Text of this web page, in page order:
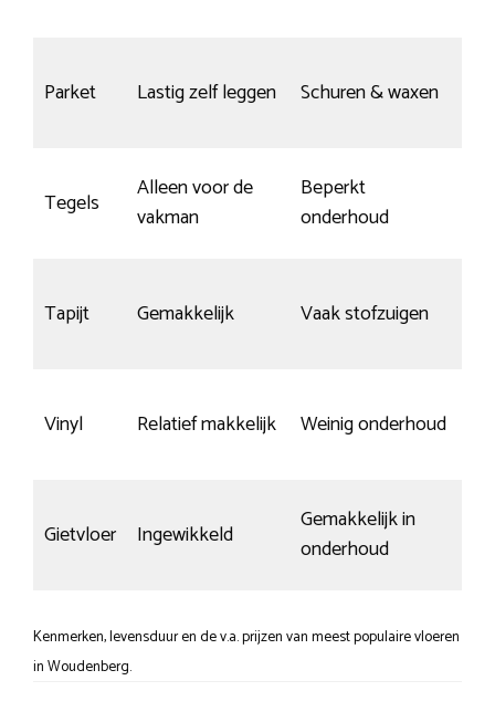
Parket Lastig zelf leggen Schuren & waxen
Tegels
Alleen voor de
vakman
Beperkt
onderhoud
Tapijt Gemakkelijk Vaak stofzuigen
Vinyl Relatief makkelijk Weinig onderhoud
Gietvloer Ingewikkeld
Gemakkelijk in
onderhoud
Kenmerken, levensduur en de v.a. prijzen van meest populaire vloeren
in Woudenberg.